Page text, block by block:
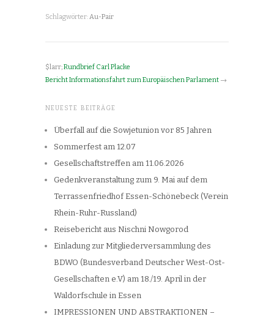
Schlagwörter:Au-Pair
$larr;Rundbrief Carl Placke
Bericht Informationsfahrt zum Europäischen Parlament →
NEUESTE BEITRÄGE
Überfall auf die Sowjetunion vor 85 Jahren
Sommerfest am 12.07
Gesellschaftstreffen am 11.06.2026
Gedenkveranstaltung zum 9. Mai auf dem
Terrassenfriedhof Essen-Schönebeck (Verein
Rhein-Ruhr-Russland)
Reisebericht aus Nischni Nowgorod
Einladung zur Mitgliederversammlung des
BDWO (Bundesverband Deutscher West-Ost-
Gesellschaften e.V) am 18./19. April in der
Waldorfschule in Essen
IMPRESSIONEN UND ABSTRAKTIONEN –